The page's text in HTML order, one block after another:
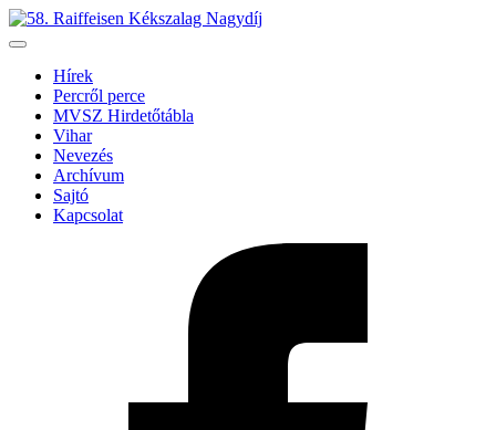
Hírek
Percről perce
MVSZ Hirdetőtábla
Vihar
Nevezés
Archívum
Sajtó
Kapcsolat